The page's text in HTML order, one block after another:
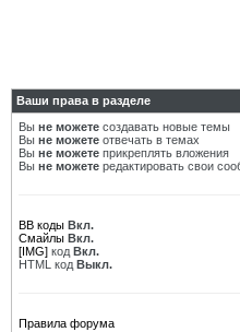
Ваши права в разделе
Вы не можете создавать новые темы
Вы не можете отвечать в темах
Вы не можете прикреплять вложения
Вы не можете редактировать свои
BB коды Вкл.
Смайлы Вкл.
[IMG] код Вкл.
HTML код Выкл.
Правила форума